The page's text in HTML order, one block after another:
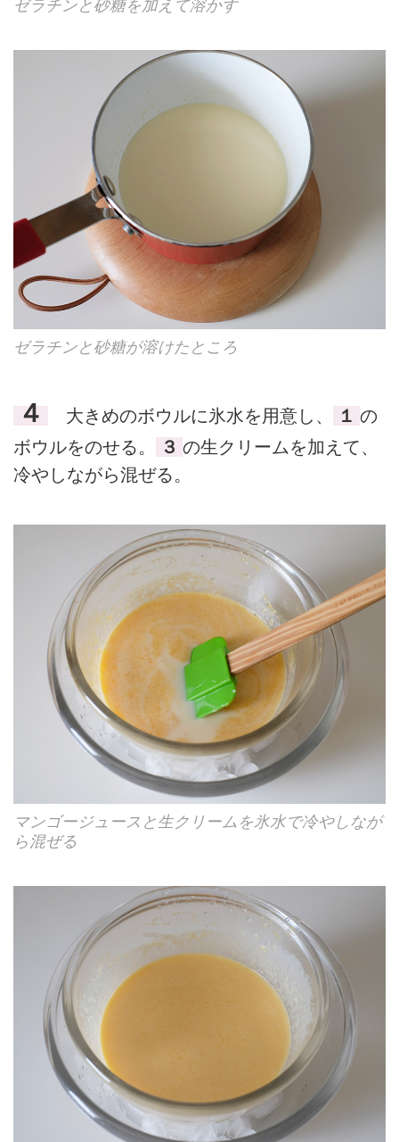
ゼラチンと砂糖を加えて溶かす
ゼラチンと砂糖が溶けたところ
４ 大きめのボウルに氷水を用意し、 １ の
ボウルをのせる。
３ の生クリームを加えて、
冷やしながら混ぜる。
マンゴージュースと生クリームを氷水で冷やしなが
ら混ぜる